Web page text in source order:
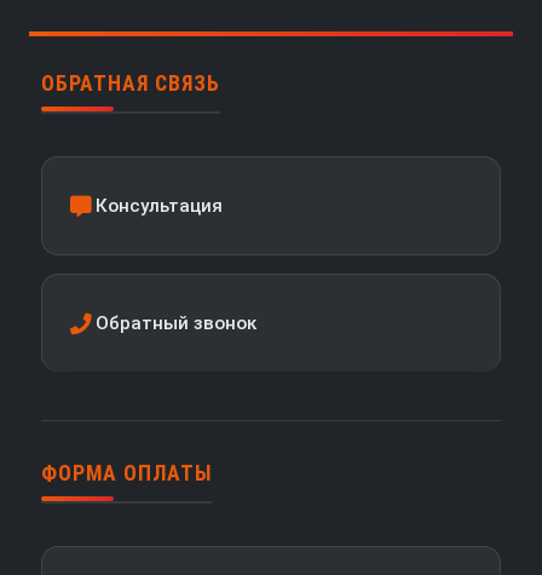
ОБРАТНАЯ СВЯЗЬ
Консультация
Обратный звонок
ФОРМА ОПЛАТЫ